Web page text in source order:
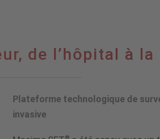
de l’hôpital à la
Plateforme technologique de
invasive